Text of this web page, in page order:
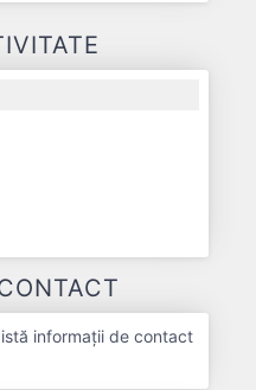
informații de contact